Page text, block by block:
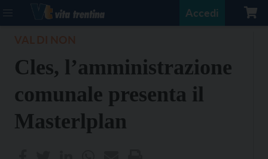
Accedi
Cles, l’amministrazione
comunale presenta il
Masterlplan